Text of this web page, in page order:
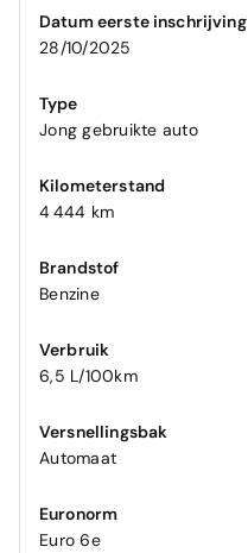
Datum eerste inschrijving
28/10/2025
Type
Jong gebruikte auto
Kilometerstand
4 444 km
Brandstof
Benzine
Verbruik
6,5 L/100km
Versnellingsbak
Automaat
Euronorm
Euro 6e